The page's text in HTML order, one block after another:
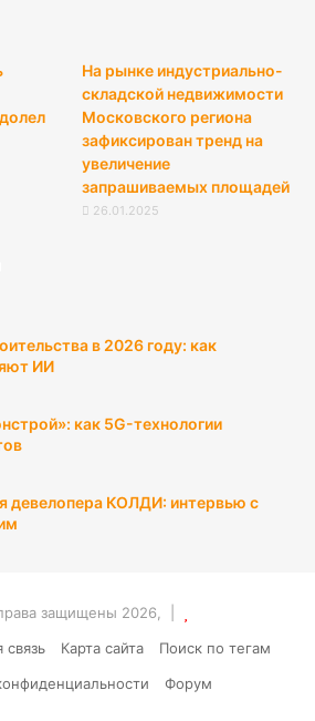
На рынке индустриально-
складской недвижимости
Московского региона
зафиксирован тренд на
увеличение
запрашиваемых площадей
26.01.2025
в 2026 году: как
ИИ
как 5G-технологии
девелопера КОЛДИ: интервью с
защищены 2026, |
связь Карта сайта
Поиск по тегам
Форум